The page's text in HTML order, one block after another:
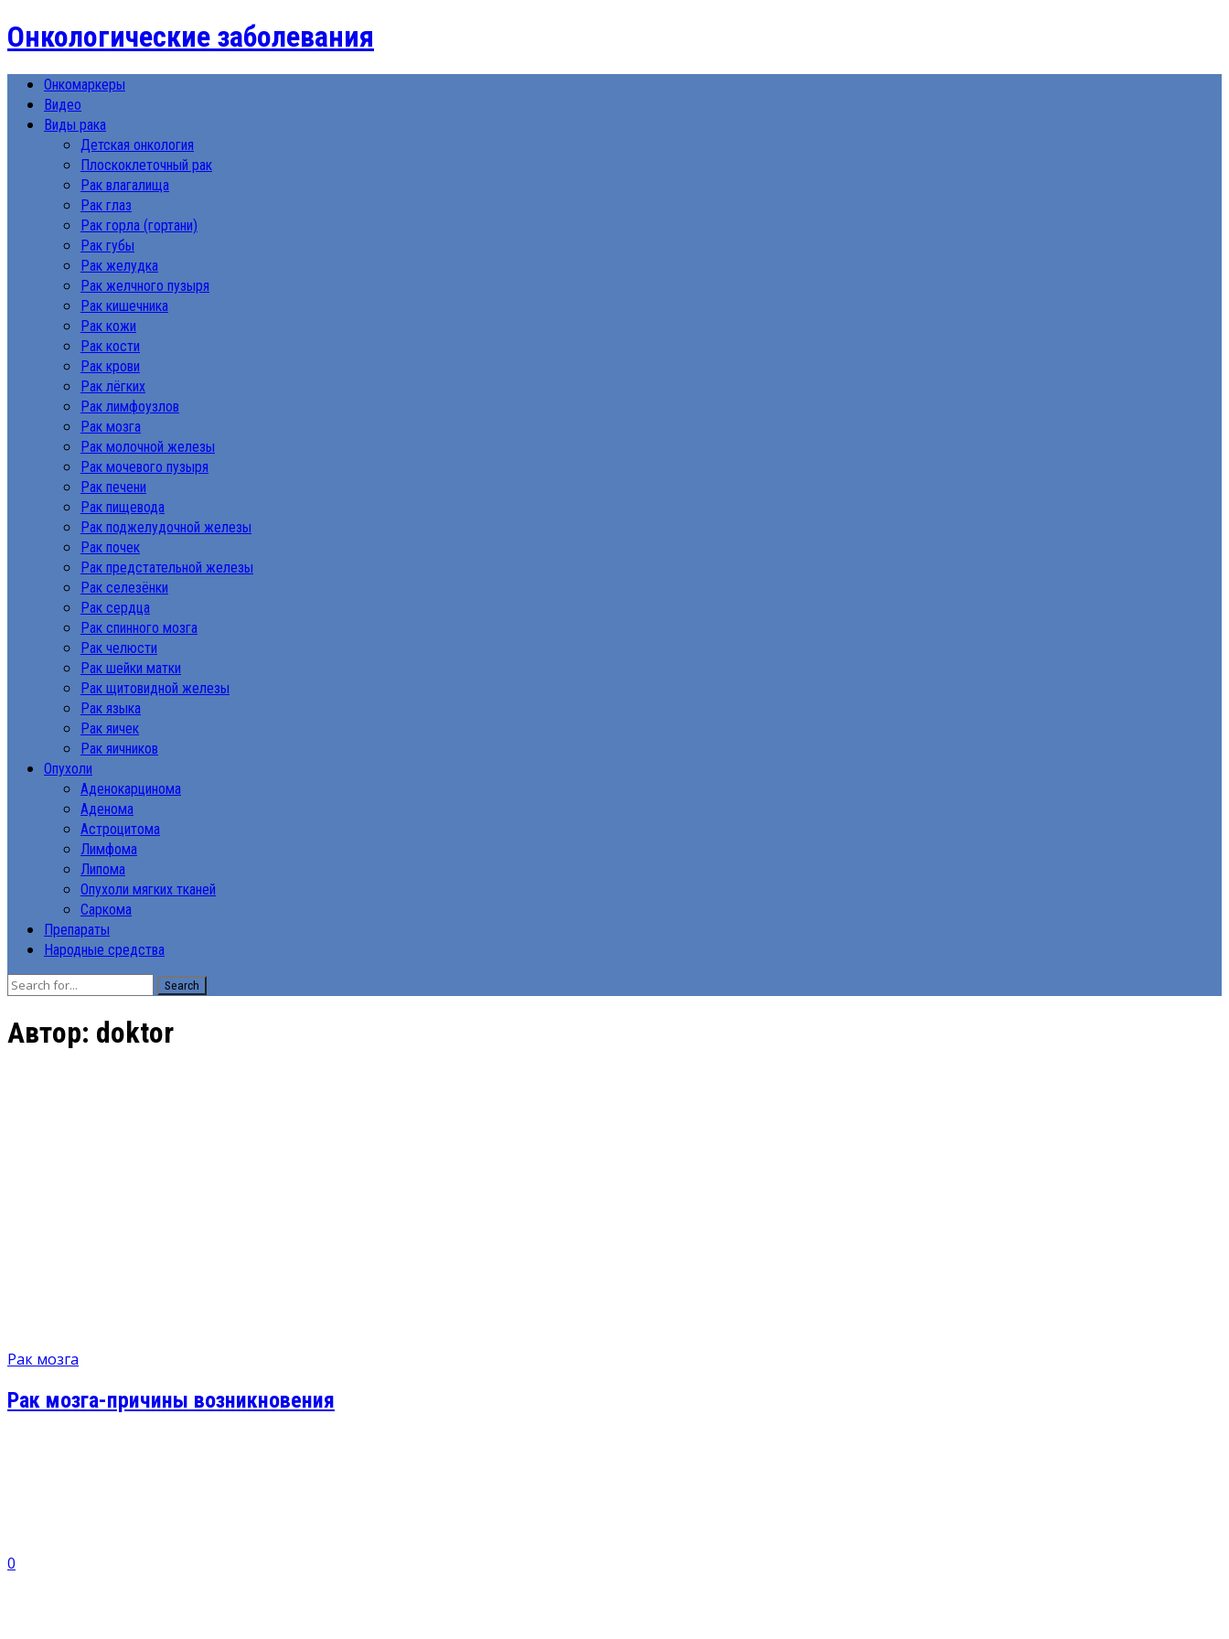
Онкологические заболевания
Онкомаркеры
Видео
Виды рака
Детская онкология
Плоскоклеточный рак
Рак влагалища
Рак глаз
Рак горла (гортани)
Рак губы
Рак желудка
Рак желчного пузыря
Рак кишечника
Рак кожи
Рак кости
Рак крови
Рак лёгких
Рак лимфоузлов
Рак мозга
Рак молочной железы
Рак мочевого пузыря
Рак печени
Рак пищевода
Рак поджелудочной железы
Рак почек
Рак предстательной железы
Рак селезёнки
Рак сердца
Рак спинного мозга
Рак челюсти
Рак шейки матки
Рак щитовидной железы
Рак языка
Рак яичек
Рак яичников
Опухоли
Аденокарцинома
Аденома
Астроцитома
Лимфома
Липома
Опухоли мягких тканей
Саркома
Препараты
Народные средства
Search
Автор: doktor
Рак мозга
Рак мозга-причины возникновения
0